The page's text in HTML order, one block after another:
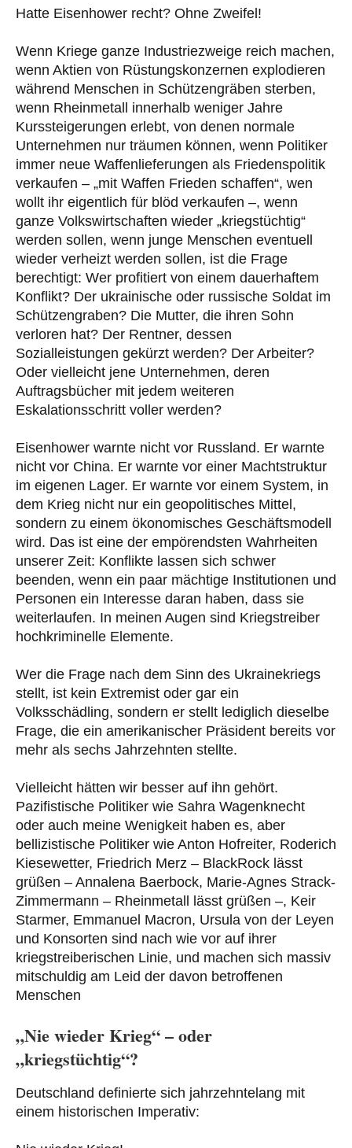
Hatte Eisenhower recht? Ohne Zweifel!
Wenn Kriege ganze Industriezweige reich machen,
wenn Aktien von Rüstungskonzernen explodieren
während Menschen in Schützengräben sterben,
wenn Rheinmetall innerhalb weniger Jahre
Kurssteigerungen erlebt, von denen normale
Unternehmen nur träumen können, wenn Politiker
immer neue Waffenlieferungen als Friedenspolitik
verkaufen – „mit Waffen Frieden schaffen“, wen
wollt ihr eigentlich für blöd verkaufen –, wenn
ganze Volkswirtschaften wieder „kriegstüchtig“
werden sollen, wenn junge Menschen eventuell
wieder verheizt werden sollen, ist die Frage
berechtigt: Wer profitiert von einem dauerhaftem
Konflikt? Der ukrainische oder russische Soldat im
Schützengraben? Die Mutter, die ihren Sohn
verloren hat? Der Rentner, dessen
Sozialleistungen gekürzt werden? Der Arbeiter?
Oder vielleicht jene Unternehmen, deren
Auftragsbücher mit jedem weiteren
Eskalationsschritt voller werden?
Eisenhower warnte nicht vor Russland. Er warnte
nicht vor China. Er warnte vor einer Machtstruktur
im eigenen Lager. Er warnte vor einem System, in
dem Krieg nicht nur ein geopolitisches Mittel,
sondern zu einem ökonomisches Geschäftsmodell
wird. Das ist eine der empörendsten Wahrheiten
unserer Zeit: Konflikte lassen sich schwer
beenden, wenn ein paar mächtige Institutionen und
Personen ein Interesse daran haben, dass sie
weiterlaufen. In meinen Augen sind Kriegstreiber
hochkriminelle Elemente.
Wer die Frage nach dem Sinn des Ukrainekriegs
stellt, ist kein Extremist oder gar ein
Volksschädling, sondern er stellt lediglich dieselbe
Frage, die ein amerikanischer Präsident bereits vor
mehr als sechs Jahrzehnten stellte.
Vielleicht hätten wir besser auf ihn gehört.
Pazifistische Politiker wie Sahra Wagenknecht
oder auch meine Wenigkeit haben es, aber
bellizistische Politiker wie Anton Hofreiter, Roderich
Kiesewetter, Friedrich Merz – BlackRock lässt
grüßen – Annalena Baerbock, Marie-Agnes Strack-
Zimmermann – Rheinmetall lässt grüßen –, Keir
Starmer, Emmanuel Macron, Ursula von der Leyen
und Konsorten sind nach wie vor auf ihrer
kriegstreiberischen Linie, und machen sich massiv
mitschuldig am Leid der davon betroffenen
Menschen
„Nie wieder Krieg“ – oder
„kriegstüchtig“?
Deutschland definierte sich jahrzehntelang mit
einem historischen Imperativ: